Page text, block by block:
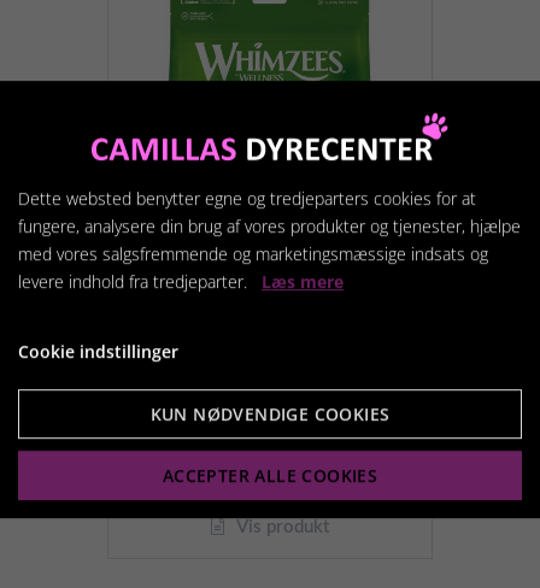
Whimzees Stix M til
mellemstore hunde
119,95 kr.
Vis produkt
Dette websted benytter egne og tredjeparters cookies for at
fungere, analysere din brug af vores produkter og tjenester, hjælpe
med vores salgsfremmende og marketingsmæssige indsats og
levere indhold fra tredjeparter. Læs mere
Cookie indstillinger
KUN NØDVENDIGE COOKIES
ACCEPTER ALLE COOKIES